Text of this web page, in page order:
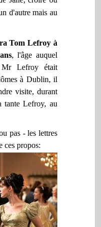
d'autre mais au
Tom Lefroy à
, l'âge auquel
Mr Lefroy était
à Dublin, il
visite, durant
tante Lefroy, au
pas - les lettres
ces propos: